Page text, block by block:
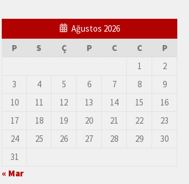
Ağustos 2026
P
S Ç P C C
P
1
2
3
4 5 6 7 8
9
10
11 12 13 14 15
16
17
18 19 20 21 22
23
24
25 26 27 28 29
30
31
« Mar